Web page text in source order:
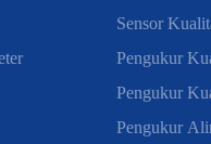
Sensor
Pengukur
Pengukur
Pengukur